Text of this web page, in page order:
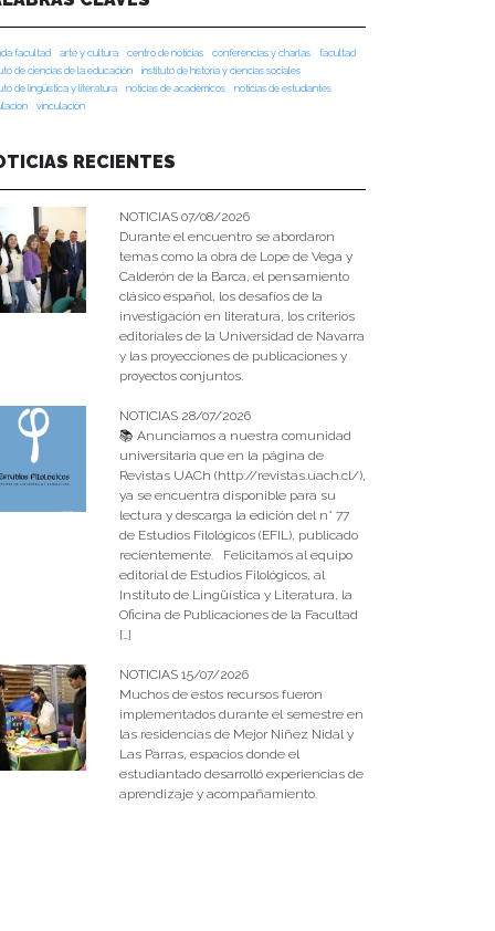
facultad arte y cultura centro de noticias conferencias y charlas
facultad
de ciencias de la educación
instituto de historia y ciencias sociales
de lingüística y literatura
noticias de académicos
noticias de estudiantes
vinculación
RECIENTES
NOTICIAS 07/08/2026
Durante el encuentro se abordaron
temas como la obra de Lope de Vega y
Calderón de la Barca, el pensamiento
clásico español, los desafíos de la
investigación en literatura, los criterios
editoriales de la Universidad de Navarra
y las proyecciones de publicaciones y
proyectos conjuntos.
NOTICIAS 28/07/2026
📚 Anunciamos a nuestra comunidad
universitaria que en la página de
Revistas UACh (http://revistas.uach.cl/),
ya se encuentra disponible para su
lectura y descarga la edición del n° 77
de Estudios Filológicos (EFIL), publicado
recientemente. Felicitamos al equipo
editorial de Estudios Filológicos, al
Instituto de Lingüística y Literatura, la
Oficina de Publicaciones de la Facultad
[…]
NOTICIAS 15/07/2026
Muchos de estos recursos fueron
implementados durante el semestre en
las residencias de Mejor Niñez Nidal y
Las Parras, espacios donde el
estudiantado desarrolló experiencias de
aprendizaje y acompañamiento.